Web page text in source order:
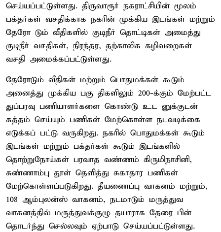
செய்யப்பட்டுள்ளது. திருவாரூர் நகராட்சியின் மூலம்
பக்தர்கள் வசதிக்காக நகரின் முக்கிய இடங்கள் மற்றும்
தேரோ டும் வீதிகளில் குடிநீர் தொட்டிகள் அமைத்து
குடிநீர் வசதிகள், நிரந்தர, தற்காலிக கழிவறைகள்
வசதி அமைக்கப்பட்டுள்ளது.
தேரோடும் வீதிகள் மற்றும் பொதுமக்கள் கூடும்
அனைத்து முக்கிய பகு திகளிலும் 200-க்கும் மேற்பட்ட
துப்பரவு பணியாளர்களை கொண்டு உட னுக்குடன்
சுத்தம் செய்யும் பணிகள் மேற்கொள்ள நடவடிக்கை
எடுக்கப் பட்டு வருகிறது. நகரில் பொதுமக்கள் கூடும்
இடங்கள் மற்றும் பக்தர்கள் கூடும் இடங்களில்
தொற்றுநோய்கள் பரவாத வண்ணம் கிருமிநாசினி,
சுண்ணாம்பு தூள் தெளித்து சுகாதார பணிகள்
மேற்கொள்ளப்படுகிறது. தீயணைப்பு வாகனம் மற்றும்,
108 ஆம்புலன்ஸ் வாகனம், நடமாடும் மருத்துவ
வாகனத்தில் மருத்துவக்குழு தயாராக தேரை பின்
தொடர்ந்து செல்லவும் ஏற்பாடு செய்யப்பட்டுள்ளது.